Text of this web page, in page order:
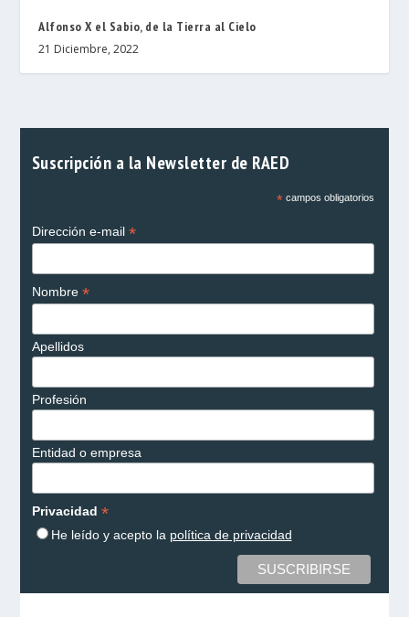
Alfonso X el Sabio, de la Tierra al Cielo
21 Diciembre, 2022
Suscripción a la Newsletter de RAED
*campos obligatorios
Dirección e-mail *
Nombre *
Apellidos
Profesión
Entidad o empresa
Privacidad *
He leído y acepto la política de privacidad